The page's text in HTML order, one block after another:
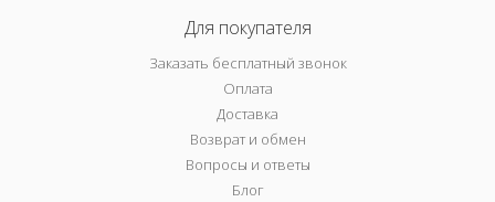
Для покупателя
Заказать бесплатный звонок
Оплата
Доставка
Возврат и обмен
Вопросы и ответы
Блог